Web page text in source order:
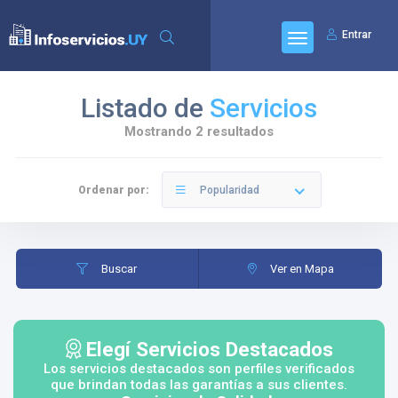
Entrar
Listado de Servicios
Mostrando 2 resultados
Ordenar por: Popularidad
Buscar Ver en Mapa
Elegí Servicios Destacados
Los servicios destacados son perfiles verificados
que brindan todas las garantías a sus clientes.